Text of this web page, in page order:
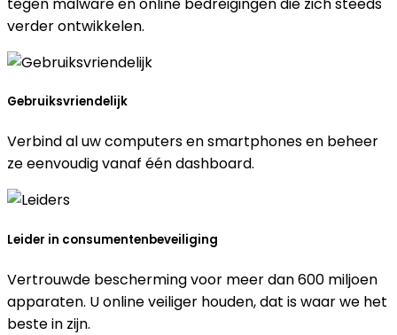
tegen malware en online bedreigingen die zich steeds
verder ontwikkelen.
Gebruiksvriendelijk
Verbind al uw computers en smartphones en beheer
ze eenvoudig vanaf één dashboard.
Leider in consumentenbeveiliging
Vertrouwde bescherming voor meer dan 600 miljoen
apparaten. U online veiliger houden, dat is waar we het
beste in zijn.